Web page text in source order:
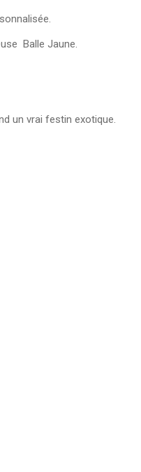
Balle Jaune.
un vrai festin exotique.